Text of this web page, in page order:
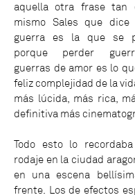
aquella otra frase tan
mismo Sales que
guerra es la que se
porque perder
guerras de amor es lo
feliz complejidad de la
más lúcida, más rica,
definitiva más
Todo esto lo
rodaje en la ciudad
en una escena
frente. Los de efectos